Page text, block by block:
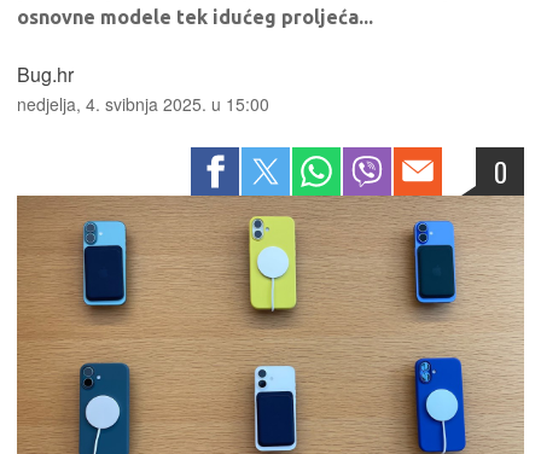
osnovne modele tek idućeg proljeća...
Bug.hr
nedjelja, 4. svibnja 2025. u 15:00
0